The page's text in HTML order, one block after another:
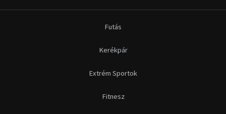
Futás
Kerékpár
Extrém Sportok
Fitnesz